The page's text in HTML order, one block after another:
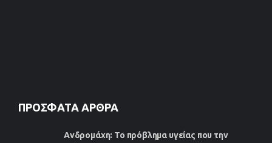
ΠΡΌΣΦΑΤΑ ΆΡΘΡΑ
Ανδρομάχη: Το πρόβλημα υγείας που την